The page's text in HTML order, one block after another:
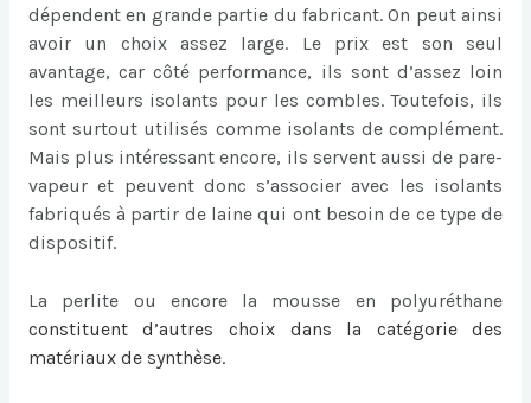
dépendent en grande partie du fabricant. On peut ainsi
avoir un choix assez large. Le prix est son seul
avantage, car côté performance, ils sont d’assez loin
les meilleurs isolants pour les combles. Toutefois, ils
sont surtout utilisés comme isolants de complément.
Mais plus intéressant encore, ils servent aussi de pare-
vapeur et peuvent donc s’associer avec les isolants
fabriqués à partir de laine qui ont besoin de ce type de
dispositif.
La perlite ou encore la mousse en polyuréthane
constituent d’autres choix dans la catégorie des
matériaux de synthèse.